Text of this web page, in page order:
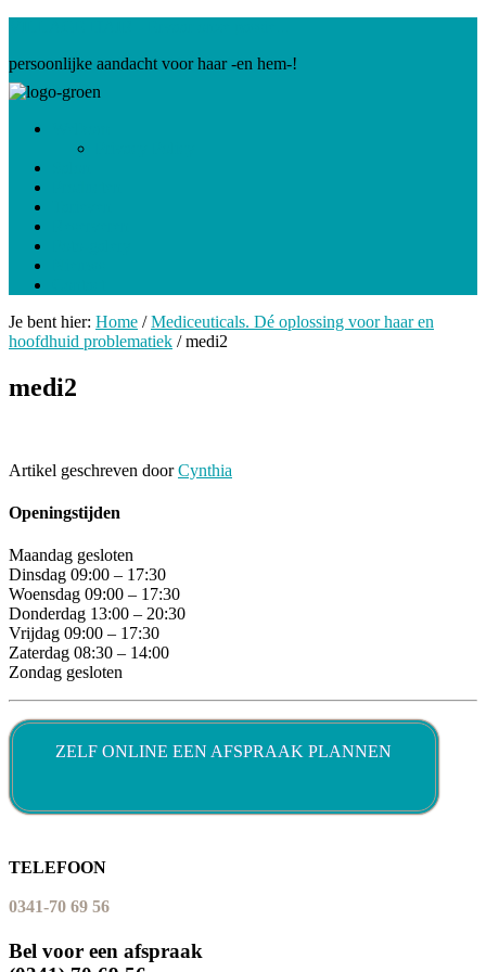
persoonlijke aandacht voor haar -en hem-!
Je bent hier: Home / Mediceuticals. Dé oplossing voor haar en
hoofdhuid problematiek /medi2
medi2
Artikel geschreven doorCynthia
Openingstijden
Maandag gesloten
Dinsdag 09:00 – 17:30
Woensdag 09:00 – 17:30
Donderdag 13:00 – 20:30
Vrijdag 09:00 – 17:30
Zaterdag 08:30 – 14:00
Zondag gesloten
ZELF ONLINE EEN AFSPRAAK PLANNEN
TELEFOON
0341-70 69 56
Bel voor een afspraak